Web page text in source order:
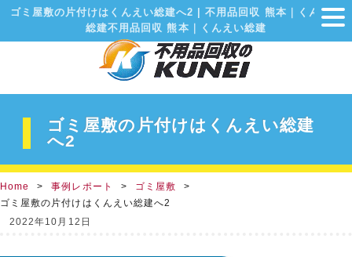
ゴミ屋敷の片付けはくんえい総建へ2 | 不用品回収 熊本｜くんえい
総建不用品回収 熊本｜くんえい総建
Home 事例レポート
ゴミ屋敷
ゴミ屋敷の片付けはくんえい総建へ2
ゴミ屋敷の片付けはくんえい総建
へ2
2022年10月12日